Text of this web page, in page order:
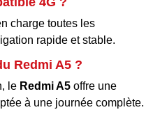
charge toutes les
rapide et stable.
Redmi A5 ?
le Redmi A5 offre une
à une journée complète.